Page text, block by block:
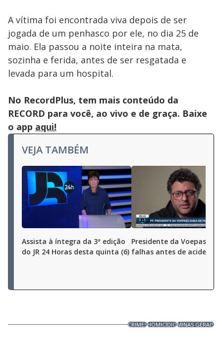
A vítima foi encontrada viva depois de ser
jogada de um penhasco por ele, no dia 25 de
maio. Ela passou a noite inteira na mata,
sozinha e ferida, antes de ser resgatada e
levada para um hospital.
No RecordPlus, tem mais conteúdo da
RECORD para você, ao vivo e de graça. Baixe
o app aqui!
VEJA TAMBÉM
Assista à íntegra da 3ª edição
do JR 24 Horas desta quinta (6)
Presidente da Voepass
falhas antes de
CRIMESHOMICÍDIOMINAS GERAIS